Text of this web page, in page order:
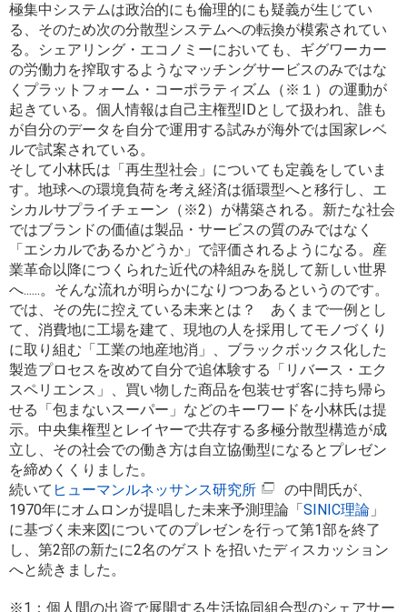
極集中システムは政治的にも倫理的にも疑義が生じてい
る、そのため次の分散型システムへの転換が模索されてい
る。シェアリング・エコノミーにおいても、ギグワーカー
の労働力を搾取するようなマッチングサービスのみではな
くプラットフォーム・コーポラティズム（※１）の運動が
起きている。個人情報は自己主権型IDとして扱われ、誰も
が自分のデータを自分で運用する試みが海外では国家レベ
ルで試案されている。
そして小林氏は「再生型社会」についても定義をしていま
す。地球への環境負荷を考え経済は循環型へと移行し、エ
シカルサプライチェーン（※2）が構築される。新たな社会
ではブランドの価値は製品・サービスの質のみではなく
「エシカルであるかどうか」で評価されるようになる。産
業革命以降につくられた近代の枠組みを脱して新しい世界
へ......。そんな流れが明らかになりつつあるというのです。
では、その先に控えている未来とは？ あくまで一例とし
て、消費地に工場を建て、現地の人を採用してモノづくり
に取り組む「工業の地産地消」、ブラックボックス化した
製造プロセスを改めて自分で追体験する「リバース・エク
スペリエンス」、買い物した商品を包装せず客に持ち帰ら
せる「包まないスーパー」などのキーワードを小林氏は提
示。中央集権型とレイヤーで共存する多極分散型構造が成
立し、その社会での働き方は自立協働型になるとプレゼン
を締めくくりました。
続いて ヒューマンルネッサンス研究所
の中間氏が、
1970年にオムロンが提唱した未来予測理論「 SINIC理論 」
に基づく未来図についてのプレゼンを行って第1部を終了
し、第2部の新たに2名のゲストを招いたディスカッション
へと続きました。
※1：個人間の出資で展開する生活協同組合型のシェアサー